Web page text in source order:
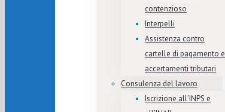
contenzioso
Interpelli
Assistenza contro
cartelle di pagamento e
accertamenti tributari
Consulenza del lavoro
Iscrizione all’INPS e